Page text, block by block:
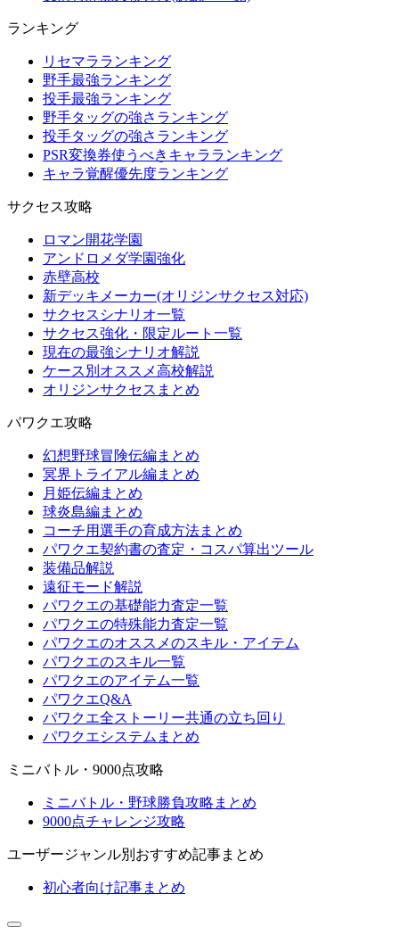
ランキング
リセマラランキング
野手最強ランキング
投手最強ランキング
野手タッグの強さランキング
投手タッグの強さランキング
PSR変換券使うべきキャラランキング
キャラ覚醒優先度ランキング
サクセス攻略
ロマン開花学園
アンドロメダ学園強化
赤壁高校
新デッキメーカー(オリジンサクセス対応)
サクセスシナリオ一覧
サクセス強化・限定ルート一覧
現在の最強シナリオ解説
ケース別オススメ高校解説
オリジンサクセスまとめ
パワクエ攻略
幻想野球冒険伝編まとめ
冥界トライアル編まとめ
月姫伝編まとめ
球炎島編まとめ
コーチ用選手の育成方法まとめ
パワクエ契約書の査定・コスパ算出ツール
装備品解説
遠征モード解説
パワクエの基礎能力査定一覧
パワクエの特殊能力査定一覧
パワクエのオススメのスキル・アイテム
パワクエのスキル一覧
パワクエのアイテム一覧
パワクエQ&A
パワクエ全ストーリー共通の立ち回り
パワクエシステムまとめ
ミニバトル・9000点攻略
ミニバトル・野球勝負攻略まとめ
9000点チャレンジ攻略
ユーザージャンル別おすすめ記事まとめ
初心者向け記事まとめ